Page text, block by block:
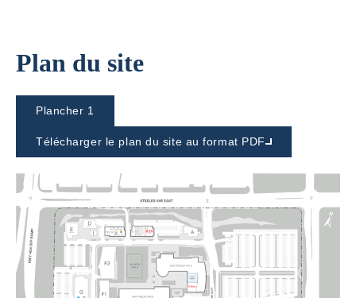
Plan du site
Plancher 1
Télécharger le plan du site au format PDF